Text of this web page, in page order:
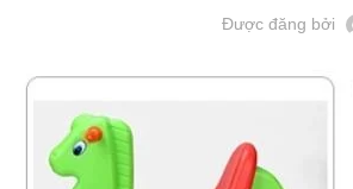
Được đăng bởi